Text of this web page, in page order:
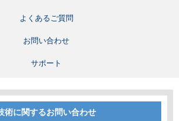
よくあるご質問
お問い合わせ
サポート
術に関するお問い合わせ